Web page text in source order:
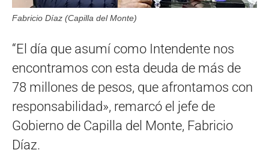
Fabricio Díaz (Capilla del Monte)
“El día que asumí como Intendente nos
encontramos con esta deuda de más de
78 millones de pesos, que afrontamos con
responsabilidad», remarcó el jefe de
Gobierno de Capilla del Monte, Fabricio
Díaz.